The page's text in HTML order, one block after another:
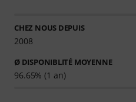
CHEZ NOUS DEPUIS
2008
Ø DISPONIBLITÉ MOYENNE
96.65% (1 an)